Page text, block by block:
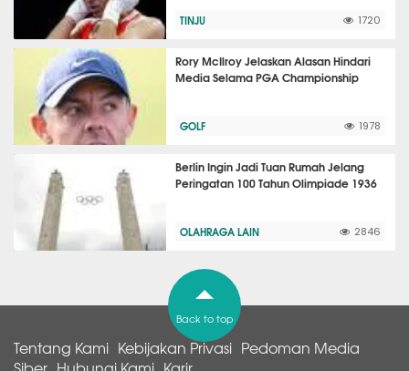
TINJU 1720
Rory McIlroy Jelaskan Alasan Hindari
Media Selama PGA Championship
GOLF 1978
Berlin Ingin Jadi Tuan Rumah Jelang
Peringatan 100 Tahun Olimpiade 1936
OLAHRAGA LAIN 2846
Back to top
Tentang Kami Kebijakan Privasi Pedoman Media